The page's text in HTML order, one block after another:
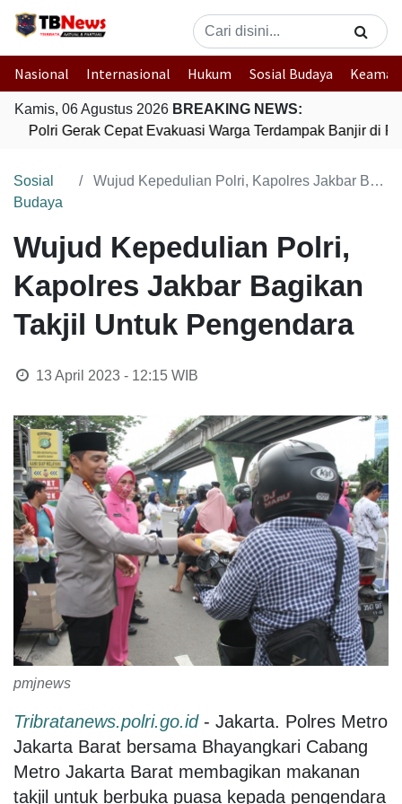
Nasional Internasional Hukum Sosial Budaya
Kamis, 06 Agustus 2026 BREAKING NEWS:
Polri Gerak Cepat Evakuasi Warga Terdampak Banjir di
Sosial
Budaya
Wujud Kepedulian Polri, Kapolres Jakbar Bagikan Takjil Untuk Pengendara
Wujud Kepedulian Polri,
Kapolres Jakbar Bagikan
Takjil Untuk Pengendara
13 April 2023 - 12:15WIB
pmjnews
Tribratanews.polri.go.id- Jakarta. Polres Metro
Jakarta Barat bersama Bhayangkari Cabang
Metro Jakarta Barat membagikan makanan
takjil untuk berbuka puasa kepada pengendara